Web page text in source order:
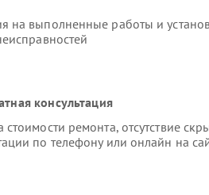
на выполненные работы и
консультация
ремонта, отсутствие
по телефону или онлайн на